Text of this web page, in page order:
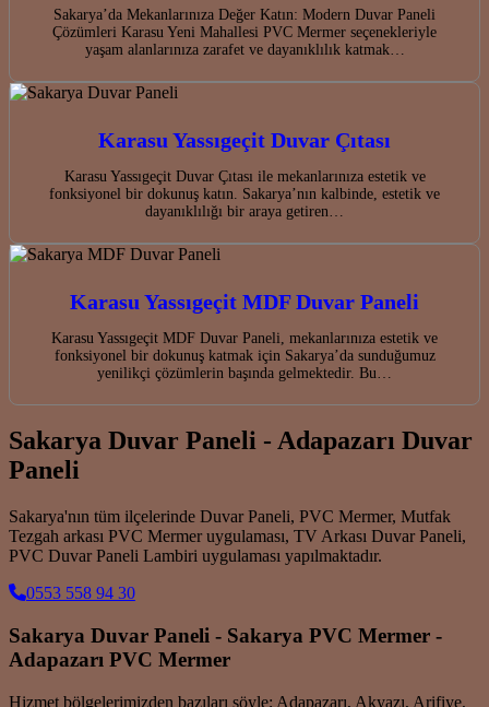
Sakarya’da Mekanlarınıza Değer Katın: Modern Duvar Paneli
Çözümleri Karasu Yeni Mahallesi PVC Mermer seçenekleriyle
yaşam alanlarınıza zarafet ve dayanıklılık katmak…
Karasu Yassıgeçit Duvar Çıtası
Karasu Yassıgeçit Duvar Çıtası ile mekanlarınıza estetik ve
fonksiyonel bir dokunuş katın. Sakarya’nın kalbinde, estetik ve
dayanıklılığı bir araya getiren…
Karasu Yassıgeçit MDF Duvar Paneli
Karasu Yassıgeçit MDF Duvar Paneli, mekanlarınıza estetik ve
fonksiyonel bir dokunuş katmak için Sakarya’da sunduğumuz
yenilikçi çözümlerin başında gelmektedir. Bu…
Sakarya Duvar Paneli - Adapazarı Duvar
Paneli
Sakarya'nın tüm ilçelerinde Duvar Paneli, PVC Mermer, Mutfak
Tezgah arkası PVC Mermer uygulaması, TV Arkası Duvar Paneli,
PVC Duvar Paneli Lambiri uygulaması yapılmaktadır.
0553 558 94 30
Sakarya Duvar Paneli - Sakarya PVC Mermer -
Adapazarı PVC Mermer
Hizmet bölgelerimizden bazıları şöyle; Adapazarı, Akyazı, Arifiye,